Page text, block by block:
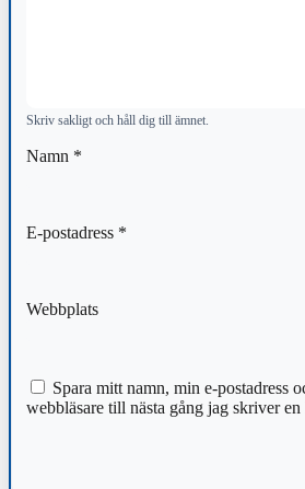
Skriv sakligt och håll dig till ämnet.
Namn *
E-postadress *
Webbplats
Spara mitt namn, min e-postadress
webbläsare till nästa gång jag skriver en